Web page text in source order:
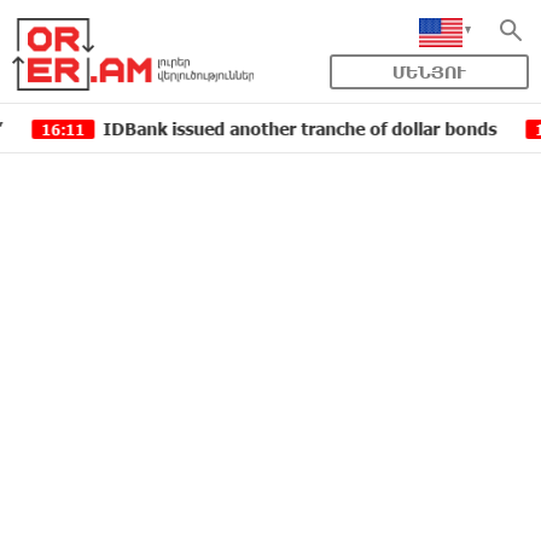
ՄԵՆՅՈՒ
issued another tranche of dollar bonds 13:55 Green